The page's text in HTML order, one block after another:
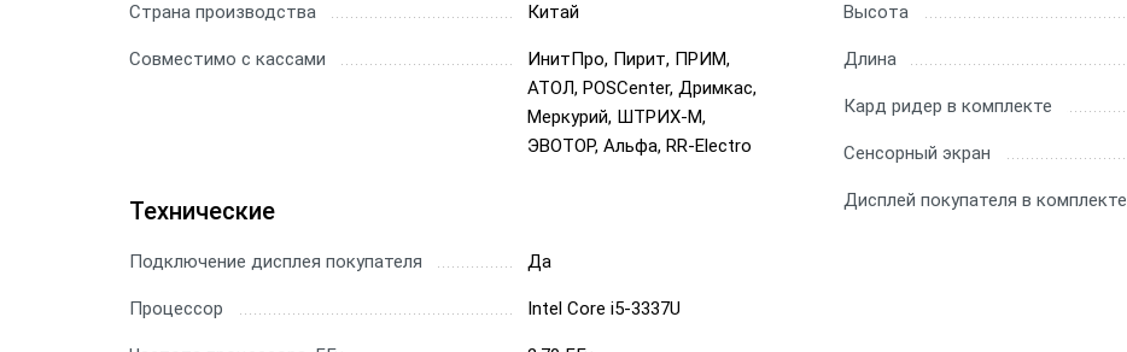
Страна производства Китай
Совместимо с кассами
ИнитПро, Пирит, ПРИМ,
АТОЛ, POSCenter, Дримкас,
Меркурий, ШТРИХ-М,
ЭВОТОР, Альфа, RR-Electro
Технические
Подключение дисплея покупателя Да
Процессор Intel Core i5-3337U
Высота
Длина
Кард ридер в комплекте
Сенсорный экран
Дисплей покупателя в комплекте